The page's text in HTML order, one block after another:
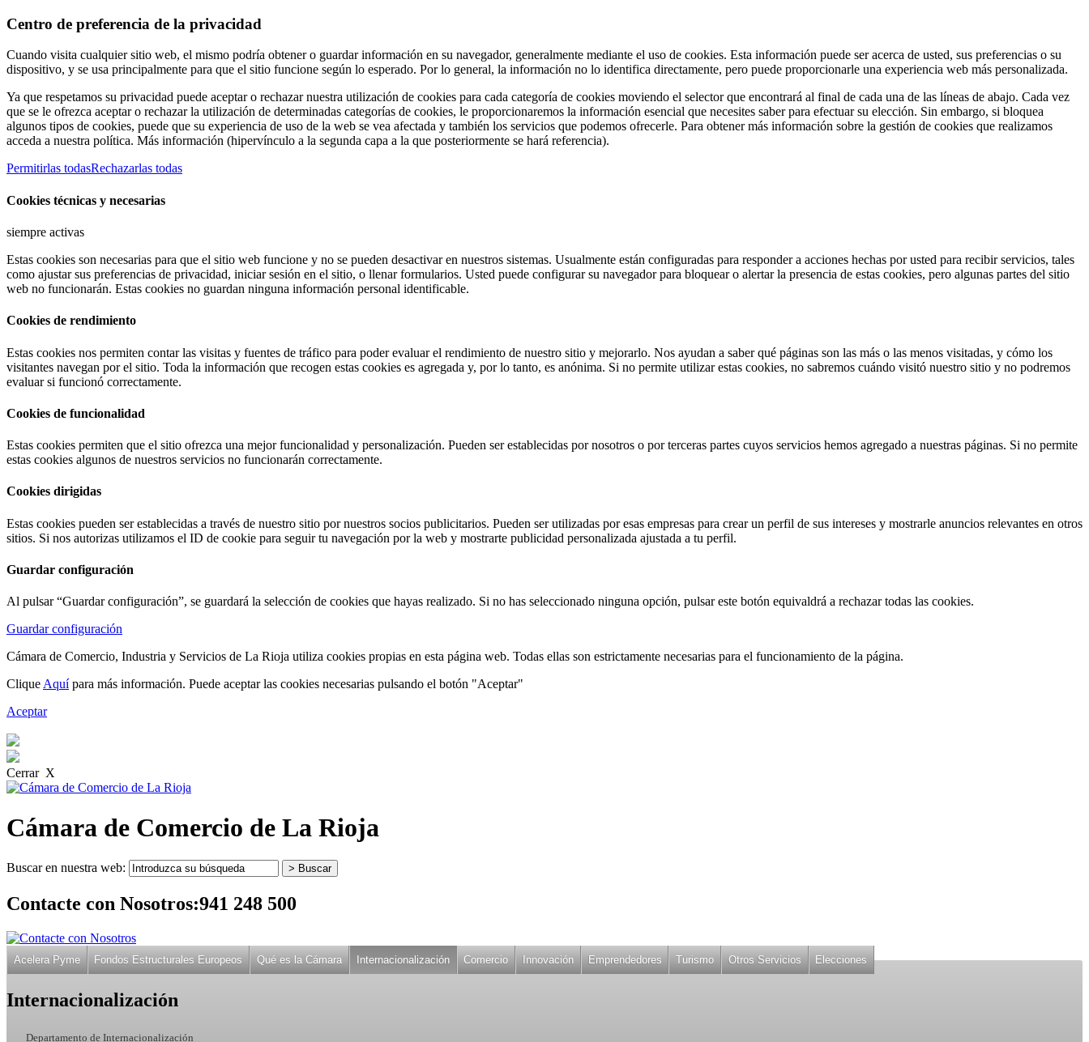
Centro de preferencia de la privacidad
Cuando visita cualquier sitio web, el mismo podría obtener o guardar información en su navegador, generalmente mediante el uso de cookies. Esta información puede ser acerca de usted, sus preferencias o su
dispositivo, y se usa principalmente para que el sitio funcione según lo esperado. Por lo general, la información no lo identifica directamente, pero puede proporcionarle una experiencia web más personalizada.
Ya que respetamos su privacidad puede aceptar o rechazar nuestra utilización de cookies para cada categoría de cookies moviendo el selector que encontrará al final de cada una de las líneas de abajo. Cada vez
que se le ofrezca aceptar o rechazar la utilización de determinadas categorías de cookies, le proporcionaremos la información esencial que necesites saber para efectuar su elección. Sin embargo, si bloquea
algunos tipos de cookies, puede que su experiencia de uso de la web se vea afectada y también los servicios que podemos ofrecerle. Para obtener más información sobre la gestión de cookies que realizamos
acceda a nuestra política. Más información (hipervínculo a la segunda capa a la que posteriormente se hará referencia).
Permitirlas todasRechazarlas todas
Cookies técnicas y necesarias
siempre activas
Estas cookies son necesarias para que el sitio web funcione y no se pueden desactivar en nuestros sistemas. Usualmente están configuradas para responder a acciones hechas por usted para recibir servicios, tales
como ajustar sus preferencias de privacidad, iniciar sesión en el sitio, o llenar formularios. Usted puede configurar su navegador para bloquear o alertar la presencia de estas cookies, pero algunas partes del sitio
web no funcionarán. Estas cookies no guardan ninguna información personal identificable.
Cookies de rendimiento
Estas cookies nos permiten contar las visitas y fuentes de tráfico para poder evaluar el rendimiento de nuestro sitio y mejorarlo. Nos ayudan a saber qué páginas son las más o las menos visitadas, y cómo los
visitantes navegan por el sitio. Toda la información que recogen estas cookies es agregada y, por lo tanto, es anónima. Si no permite utilizar estas cookies, no sabremos cuándo visitó nuestro sitio y no podremos
evaluar si funcionó correctamente.
Cookies de funcionalidad
Estas cookies permiten que el sitio ofrezca una mejor funcionalidad y personalización. Pueden ser establecidas por nosotros o por terceras partes cuyos servicios hemos agregado a nuestras páginas. Si no permite
estas cookies algunos de nuestros servicios no funcionarán correctamente.
Cookies dirigidas
Estas cookies pueden ser establecidas a través de nuestro sitio por nuestros socios publicitarios. Pueden ser utilizadas por esas empresas para crear un perfil de sus intereses y mostrarle anuncios relevantes en otros
sitios. Si nos autorizas utilizamos el ID de cookie para seguir tu navegación por la web y mostrarte publicidad personalizada ajustada a tu perfil.
Guardar configuración
Al pulsar “Guardar configuración”, se guardará la selección de cookies que hayas realizado. Si no has seleccionado ninguna opción, pulsar este botón equivaldrá a rechazar todas las cookies.
Guardar configuración
Cámara de Comercio, Industria y Servicios de La Rioja utiliza cookies propias en esta página web. Todas ellas son estrictamente necesarias para el funcionamiento de la página.
Clique Aquípara más información. Puede aceptar las cookies necesarias pulsando el botón "Aceptar"
Aceptar
Cerrar X
Cámara de Comercio de La Rioja
Buscar en nuestra web:
Contacte con Nosotros:941 248 500
Acelera Pyme Fondos Estructurales Europeos Qué es la Cámara Internacionalización Comercio Innovación Emprendedores Turismo Otros Servicios Elecciones
Internacionalización
Departamento de Internacionalización